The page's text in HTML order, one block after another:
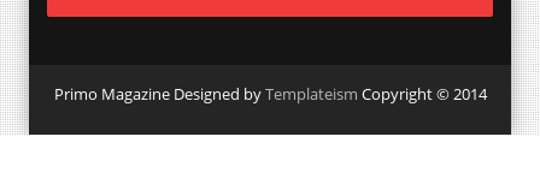
Primo Magazine Designed byTemplateism Copyright © 2014